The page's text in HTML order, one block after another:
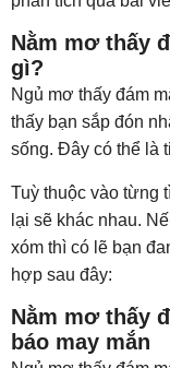
Nằm mơ thấy
gì?
Ngủ mơ thấy đám
thấy bạn sắp đón
sống. Đây có thể là
Tuỳ thuộc vào từng
lại sẽ khác nhau.
xóm thì có lẽ bạn
hợp sau đây:
Nằm mơ thấy
báo may mắn